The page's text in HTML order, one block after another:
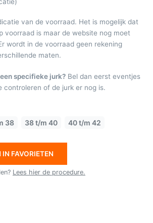
van de voorraad. Het is mogelijk dat
voorraad is maar de website nog moet
wordt in de voorraad geen rekening
maten.
specifieke jurk? Bel dan eerst eventjes
controleren of de jurk er nog is.
38 38 t/m 40 40 t/m 42
FAVORIETEN
Lees hier de procedure.